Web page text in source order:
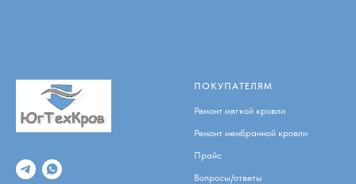
ПОКУПАТЕЛЯМ
Ремонт мягкой кровли
Ремонт мембранной кровли
Прайс
Вопросы/ответы